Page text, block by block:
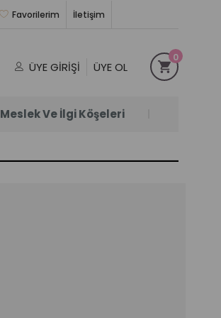
İletişim
Favorilerim
ÜYE GIRIŞI ÜYE OL
0
Meslek Ve İlgi Köşeleri